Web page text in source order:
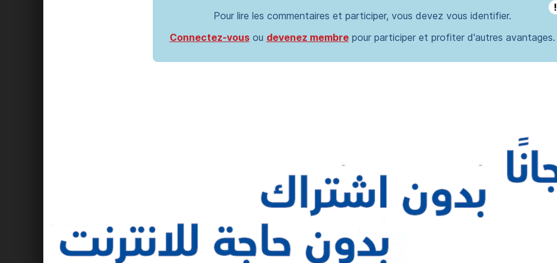
!
Pour lire les commentaires et participer, vous devez vous identifier.
Connectez-vousou devenez membrepour participer et profiter d'autres avantages.